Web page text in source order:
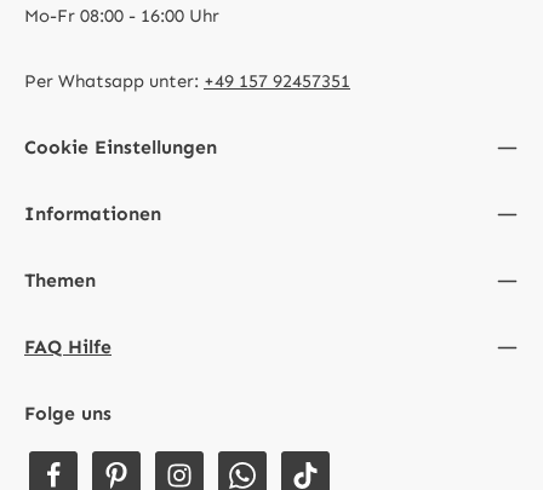
Mo-Fr 08:00 - 16:00 Uhr
Per Whatsapp unter: +49 157 92457351
Cookie Einstellungen
Informationen
Themen
FAQ Hilfe
Folge uns